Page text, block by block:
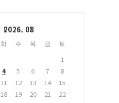
2026. 08
화 수 목 금
토
1
4 5 6 7
8
11 12 13 14
15
18 19 20 21
22